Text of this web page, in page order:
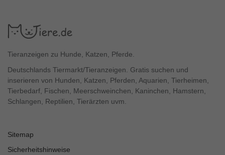
Tieranzeigen zu Hunde, Katzen, Pferde.
Deutschlands Tiermarkt/Tieranzeigen. Gratis suchen und
inserieren von Hunden, Katzen, Pferden, Aquarien, Tierheimen,
Tierbedarf, Fischen, Meerschweinchen, Kaninchen, Hamstern,
Schlangen, Reptilien, Tierärzten uvm.
Sitemap
Sicherheitshinweise